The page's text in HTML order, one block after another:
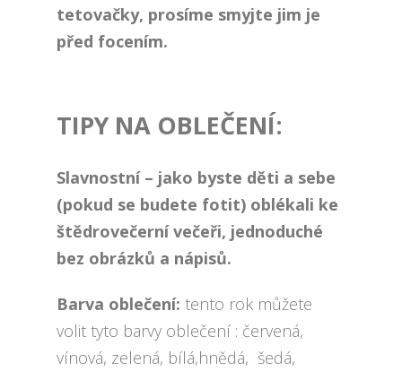
tetovačky, prosíme smyjte jim je
před focením.
TIPY NA OBLEČENÍ:
Slavnostní – jako byste děti a sebe
(pokud se budete fotit) oblékali ke
štědrovečerní večeři, jednoduché
bez obrázků a nápisů.
Barva oblečení: tento rok můžete
volit tyto barvy oblečení : červená,
vínová, zelená, bílá,hnědá, šedá,